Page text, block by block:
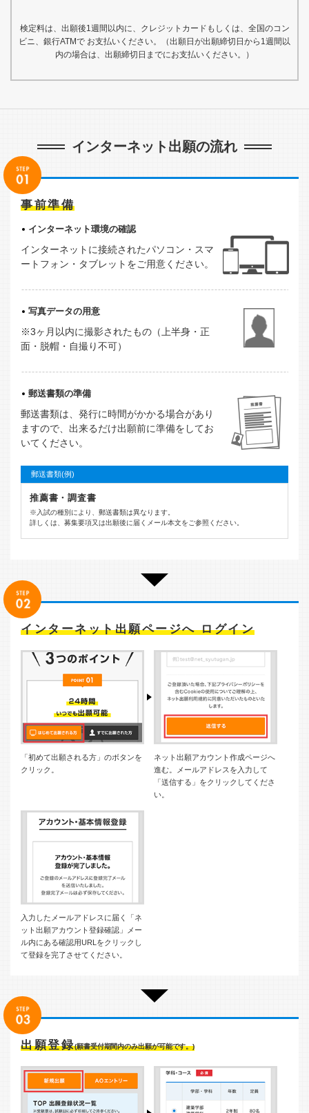
検定料は、出願後1週間以内に、クレジットカードもしくは、全国のコン
ビニ、銀行ATMで お支払いください。（出願日が出願締切日から1週間以
内の場合は、出願締切日までにお支払いください。）
インターネット出願の流れ
事前準備
インターネット環境の確認
インターネットに接続されたパソコン・スマ
ートフォン・タブレットをご用意ください。
写真データの用意
※3ヶ月以内に撮影されたもの（上半身・正
面・脱帽・自撮り不可）
郵送書類の準備
郵送書類は、発行に時間がかかる場合があり
ますので、出来るだけ出願前に準備をしてお
いてください。
郵送書類(例)
推薦書・調査書
※入試の種別により、郵送書類は異なります。
詳しくは、募集要項又は出願後に届くメール本文をご参照ください。
インターネット出願ページへ ログイン
「初めて出願される方」のボタンを
クリック。
ネット出願アカウント作成ページへ
進む。メールアドレスを入力して
「送信する」をクリックしてくださ
い。
入力したメールアドレスに届く「ネ
ット出願アカウント登録確認」メー
ル内にある確認用URLをクリックし
て登録を完了させてください。
出願登録(願書受付期間内のみ出願が可能です。)